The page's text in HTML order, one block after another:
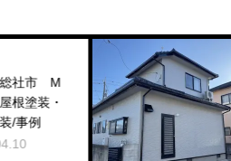
M
・